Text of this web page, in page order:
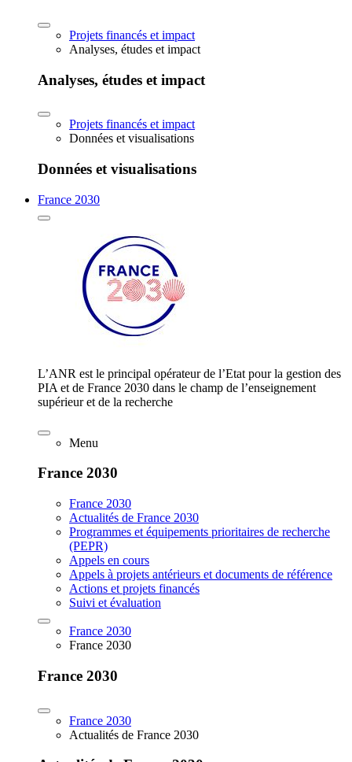
Projets financés et impact
Analyses, études et impact
Analyses, études et impact
Projets financés et impact
Données et visualisations
Données et visualisations
France 2030
L’ANR est le principal opérateur de l’Etat pour la gestion des
PIA et de France 2030 dans le champ de l’enseignement
supérieur et de la recherche
Menu
France 2030
France 2030
Actualités de France 2030
Programmes et équipements prioritaires de recherche
(PEPR)
Appels en cours
Appels à projets antérieurs et documents de référence
Actions et projets financés
Suivi et évaluation
France 2030
France 2030
France 2030
France 2030
Actualités de France 2030